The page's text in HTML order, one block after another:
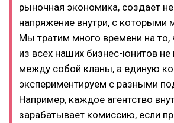
рыночная экономика, создает
напряжение внутри, с которыми
Мы тратим много времени на то,
из всех наших бизнес-юнитов
между собой кланы, а единую
экспериментируем с разными
Например, каждое агентство
зарабатывает комиссию, если